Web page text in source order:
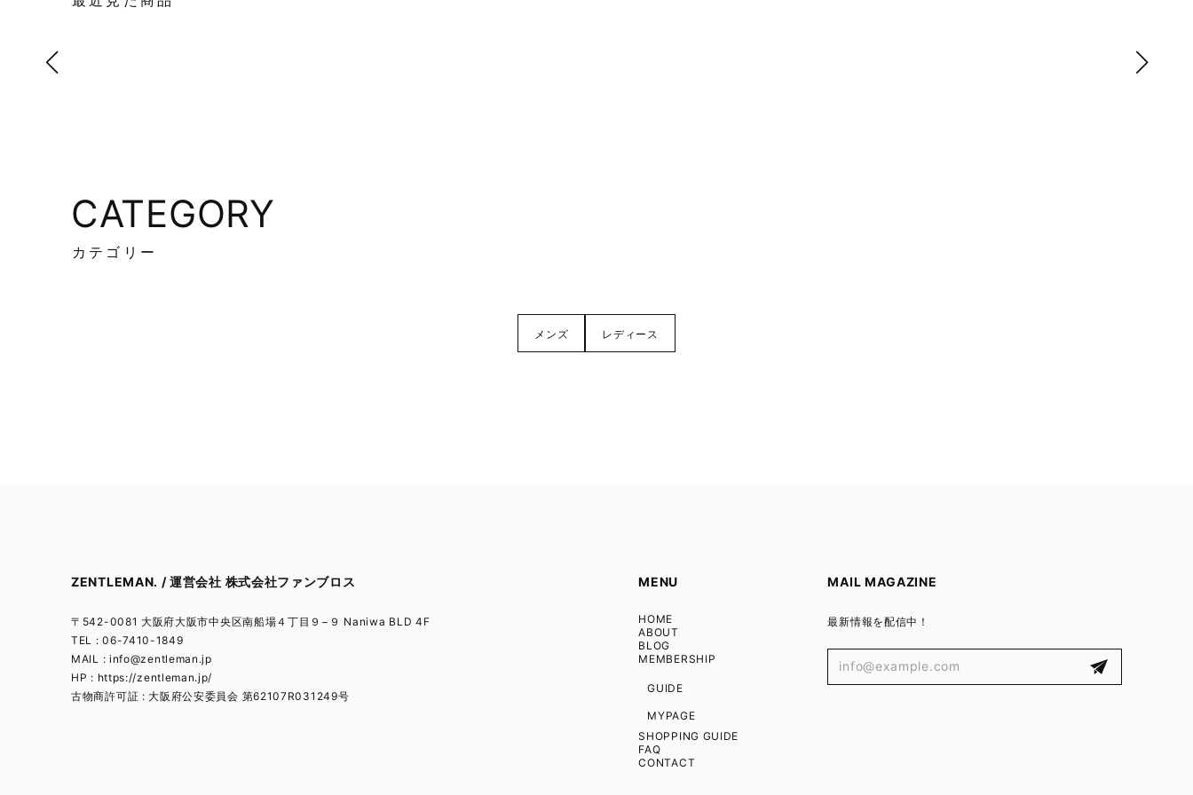
CATEGORY
カテゴリー
メンズ レディース
ZENTLEMAN. / 運営会社 株式会社ファンブロス
〒542-0081 大阪府大阪市中央区南船場４丁目９−９ Naniwa BLD 4F
TEL : 06-7410-1849
MAIL : info@zentleman.jp
HP : https://zentleman.jp/
古物商許可証 : 大阪府公安委員会 第62107R031249号
MENU
HOME
ABOUT
BLOG
MEMBERSHIP
GUIDE
MYPAGE
SHOPPING GUIDE
FAQ
CONTACT
MAIL MAGAZINE
最新情報を配信中！